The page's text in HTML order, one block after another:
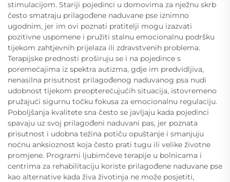
stimulacijom. Stariji pojedinci u domovima za nježnu skrb
često smatraju prilagođene naduvane pse iznimno
ugodnim, jer im ovi poznati pratitelji mogu izazvati
pozitivne uspomene i pružiti stalnu emocionalnu podršku
tijekom zahtjevnih prijelaza ili zdravstvenih problema.
Terapijske prednosti proširuju se i na pojedince s
poremećajima iz spektra autizma, gdje im predvidljiva,
nenasilna prisutnost prilagođenog naduvanog psa nudi
udobnost tijekom preopterećujućih situacija, istovremeno
pružajući sigurnu točku fokusa za emocionalnu regulaciju.
Poboljšanja kvalitete sna često se javljaju kada pojedinci
spavaju uz svoj prilagođeni naduvani pas, jer poznata
prisutnost i udobna težina potiču opuštanje i smanjuju
noćnu anksioznost koja često prati tugu ili velike životne
promjene. Programi ljubimčeve terapije u bolnicama i
centrima za rehabilitaciju koriste prilagođene naduvane pse
kao alternative kada živa životinja ne može posjetiti,